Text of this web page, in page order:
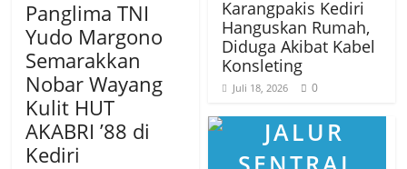
Panglima TNI
Yudo Margono
Semarakkan
Nobar Wayang
Kulit HUT
AKABRI ’88 di
Kediri
Karangpakis Kediri
Hanguskan Rumah,
Diduga Akibat Kabel
Konsleting
Juli 18, 2026 0